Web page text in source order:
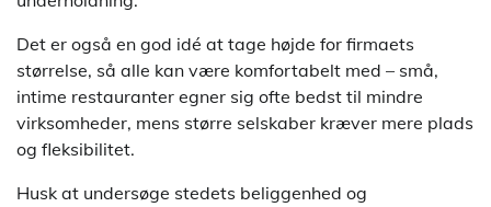
Det er også en god idé at tage højde for firmaets
størrelse, så alle kan være komfortabelt med – små,
intime restauranter egner sig ofte bedst til mindre
virksomheder, mens større selskaber kræver mere plads
og fleksibilitet.
Husk at undersøge stedets beliggenhed og